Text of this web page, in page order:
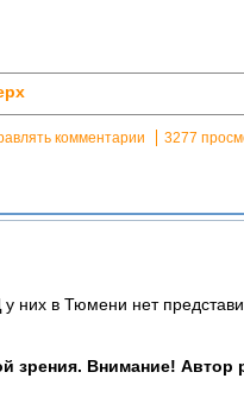
комментарии 3277
них в Тюмени нет
зрения. Внимание! Автор